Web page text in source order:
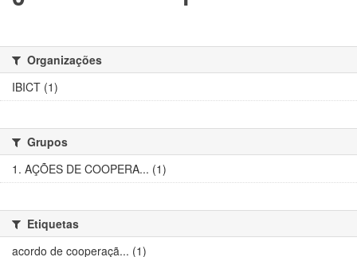
Organizações
IBICT (1)
Grupos
1. AÇÕES DE COOPERA... (1)
Etiquetas
acordo de cooperaçã... (1)